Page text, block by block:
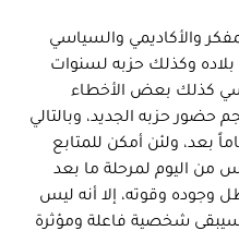
والأكاديمي والسياسي
بلاده وكذلك حزبه لسنوات
كذلك بعض الأخطاء
حزبه الجديد، وبالتالي
بعد، ولئن أمكن للمتابع
اليوم لمرحلة ما بعد
وقوته، إلا أنه ليس
شخصية فاعلة ومؤثرة